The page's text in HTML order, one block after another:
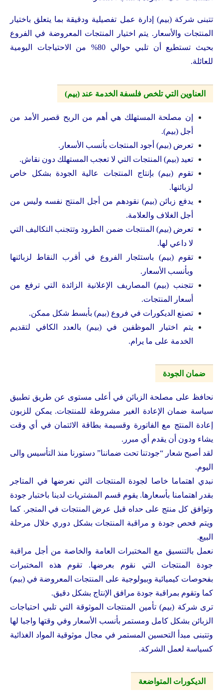
تتبنى شركة (بيم) إدارة عمل تفصيلية ودقيقة بما يتعلق باختيار
المنتجات والأسعار. يتم اختيار المنتجات المعروضة في الفروع
بحيث تستطيع أن تلبي حوالي 80% من الاحتياجات اليومية
للعائلة.
العناوين التي تلخص فلسفة الخدمة عند (بيم)
إن مصلحة المستهلك هي أهم من الربح قصير الأمد من
أجل (بيم).
تعرض (بيم) أجود المنتجات بأنسب الأسعار.
تعيد (بيم) المنتجات التي لا تعجب المستهلك دون نقاش.
تقوم (بيم) بإنتاج المنتجات عالية الجودة بشكل خاص
لزبائنها.
يدفع زبائن (بيم) نقودهم من أجل المنتج نفسه وليس من
أجل الغلاف والعلامة.
تعرض (بيم) المنتجات ضمن الطرود وتتجنب التكاليف التي
لا داعي لها.
تقوم (بيم) باستئجار الفروع في أقرب النقاط لزبائنها
وبأنسب الأسعار.
تتجنب (بيم) المصاريف الإعلانية الزائدة التي ترفع من
أسعار المنتجات.
تصنع الديكورات في فروع (بيم) بأبسط شكل ممكن.
يتم اختيار الموظفين في (بيم) بالعدد الكافي لتقديم
الخدمة على ما يرام.
ضمان الجودة
نحافظ على مصلحة الزبائن في أعلى مستوى عن طريق تطبيق
سياسة ضمان الإعادة الغير مشروطة للمنتجات. يمكن للزبون
إعادة المنتج مع الفاتورة وقسيمة بطاقة الائتمان في أي وقت
يشاء ودون أن يقدم أي مبرر.
لقد أصبح شعار “جودتنا تحت ضماننا” دستورنا منذ التأسيس والى
اليوم.
نبدي اهتماما خاصا لجودة المنتجات التي نعرضها في المتاجر
بقدر اهتمامنا بأسعارها. يقوم قسم المشتريات لدينا باختبار جودة
وتوافق كل منتج على حداه قبل عرض المنتجات في المتجر. كما
ويتم فحص جودة و مراقبة المنتجات بشكل دوري خلال مرحلة
البيع.
نعمل بالتنسيق مع المختبرات العامة والخاصة من أجل مراقبة
جودة المنتجات التي نقوم بعرضها. تقوم هذه المختبرات
بفحوصات كيميائية وبيولوجية على المنتجات المعروضة في (بيم)
كما وتقوم بمراقبة جودة مرافق الإنتاج بشكل دقيق.
ترى شركة (بيم) تأمين المنتجات الموثوقة التي تلبي احتياجات
الزبائن بشكل كامل ومستمر بأنسب الأسعار وفي وقتها واجبا لها
وتتبنى مبدأ التحسين المستمر في مجال موثوقية المواد الغذائية
كسياسة لعمل الشركة.
الديكورات المتواضعة